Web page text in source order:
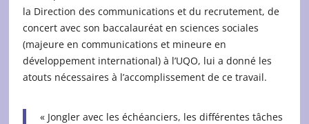
la Direction des communications et du recrutement, de
concert avec son baccalauréat en sciences sociales
(majeure en communications et mineure en
développement international) à l’UQO, lui a donné les
atouts nécessaires à l’accomplissement de ce travail.
« Jongler avec les échéanciers, les différentes tâches